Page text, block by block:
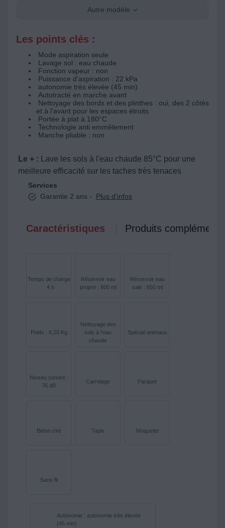
Autre modèle
Les points clés :
Mode aspiration seule
Lavage sol : eau chaude
Fonction vapeur : non
Puissance d'aspiration : 22 kPa
autonomie très élevée (45 min)
Autotracté en marche avant
Nettoyage des bords et des plinthes : oui, des 2 côtés
et à l'avant pour les espaces étroits
Portée à plat à 180°C
Technologie anti emmêlement
Manche pliable : non
Le + :
Lave les sols à l'eau chaude 85°C pour une
meilleure efficacité sur les taches très tenaces
Services
Garantie 2 ans -
Plus d'infos
Caractéristiques Produits
Temps de charge
: 4 h
Réservoir eau
propre : 800 ml
Réservoir eau
sale : 650 ml
Poids : 6,20 Kg
Nettoyage des
sols à l'eau
chaude
Spécial animaux
Niveau sonore :
76 dB
Carrelage Parquet
Béton ciré Tapis Moquette
Sans fil
Autonomie : autonomie très élevée
(45 min)